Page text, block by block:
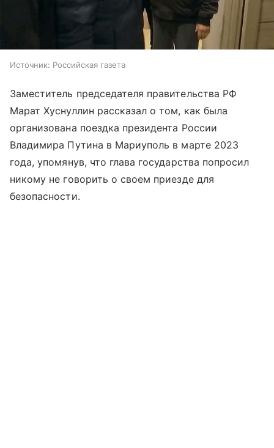
Источник: Российская газета
Заместитель председателя правительства РФ
Марат Хуснуллин рассказал о том, как была
организована поездка президента России
Владимира Путина в Мариуполь в марте 2023
года, упомянув, что глава государства попросил
никому не говорить о своем приезде для
безопасности.